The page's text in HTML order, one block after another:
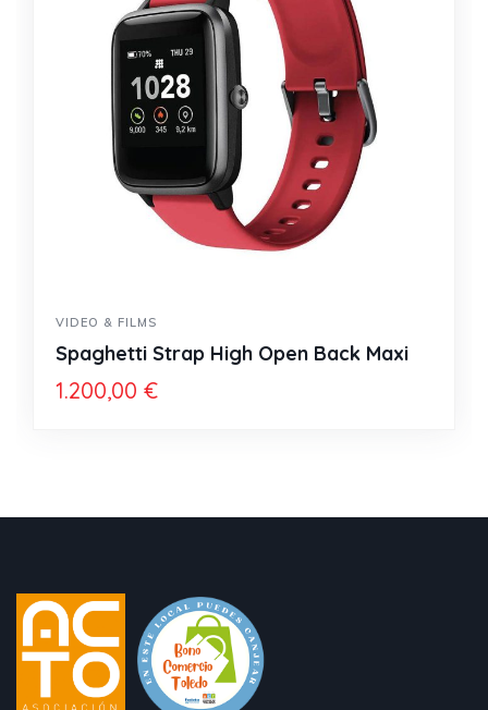
VIDEO & FILMS
Spaghetti Strap High Open Back Maxi
1.200,00 €